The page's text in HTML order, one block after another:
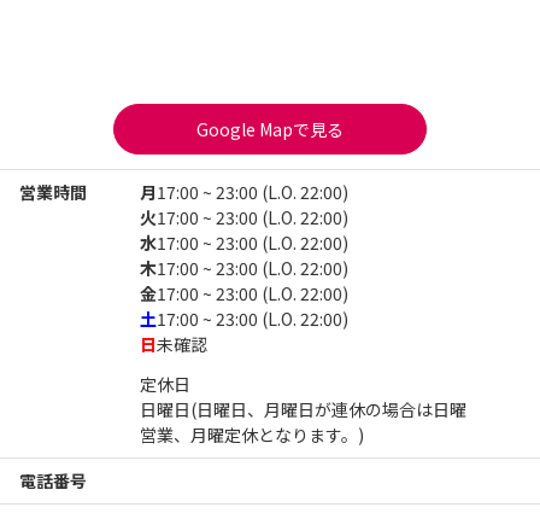
Google Mapで見る
営業時間 月17:00 ~ 23:00 (L.O. 22:00)
火17:00 ~ 23:00 (L.O. 22:00)
水17:00 ~ 23:00 (L.O. 22:00)
木17:00 ~ 23:00 (L.O. 22:00)
金17:00 ~ 23:00 (L.O. 22:00)
土17:00 ~ 23:00 (L.O. 22:00)
日未確認
定休日
日曜日(日曜日、月曜日が連休の場合は日曜
営業、月曜定休となります。)
電話番号